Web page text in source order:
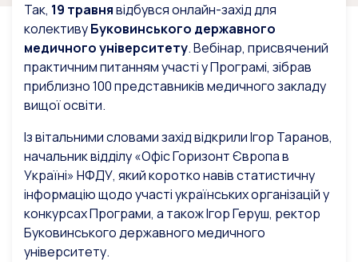
Так, 19 травнявідбувся онлайн-захід для
колективуБуковинського державного
медичного університету. Вебінар, присвячений
практичним питанням участі у Програмі, зібрав
приблизно 100 представників медичного закладу
вищої освіти.
Із вітальними словами захід відкрили Ігор Таранов,
начальник відділу «Офіс Горизонт Європа в
Україні» НФДУ, який коротко навів статистичну
інформацію щодо участі українських організацій у
конкурсах Програми, а також Ігор Геруш, ректор
Буковинського державного медичного
університету.